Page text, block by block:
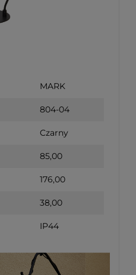
MARK
804-04
Czarny
85,00
176,00
38,00
IP44